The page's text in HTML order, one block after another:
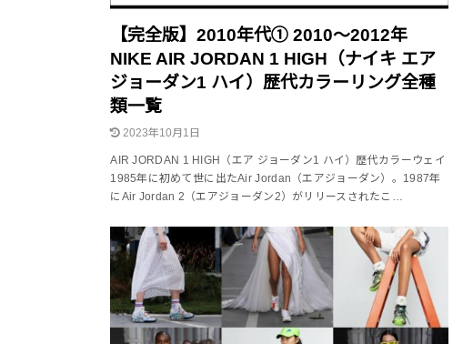
【完全版】2010年代① 2010～2012年
NIKE AIR JORDAN 1 HIGH（ナイキ エア
ジョーダン1 ハイ）歴代カラーリング全種
類一覧
2023年10月1日
AIR JORDAN 1 HIGH（エア ジョーダン1 ハイ）歴代カラーウェイ
1985年に初めて世に出たAir Jordan（エアジョーダン）。1987年
にAir Jordan 2（エアジョーダン2）がリリースされたこ…